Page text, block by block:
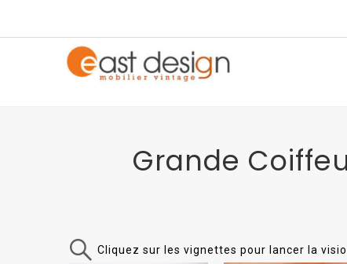
Grande
Cliquez sur les vignettes pour lancer la